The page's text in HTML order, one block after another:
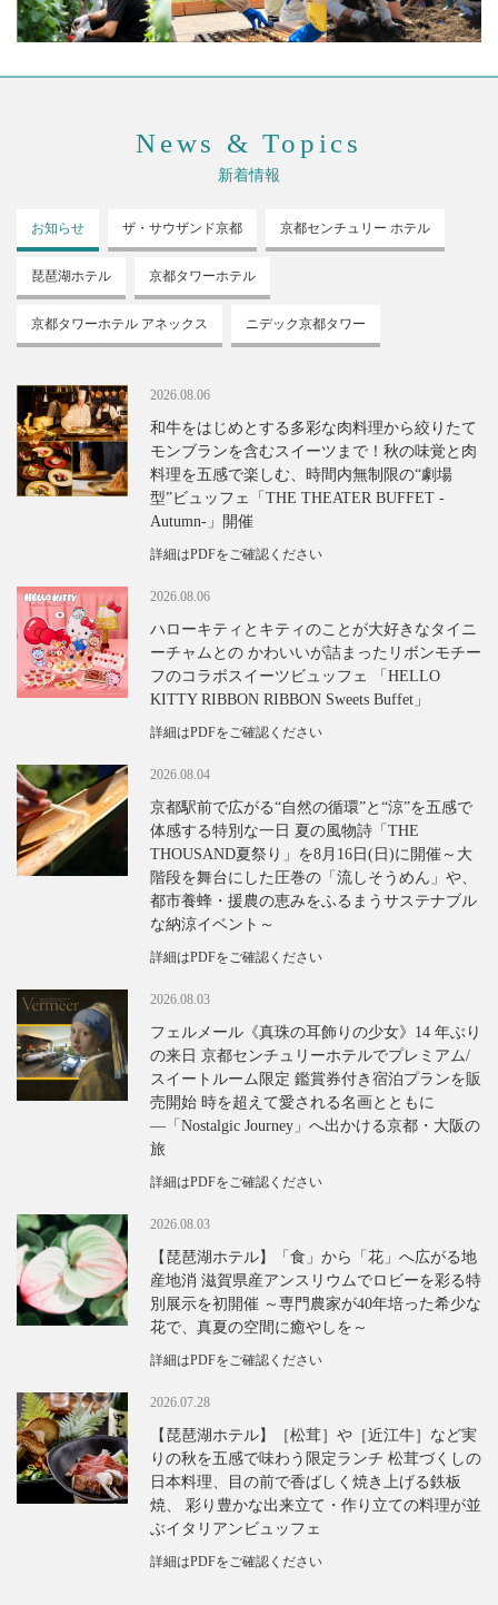
News & Topics
新着情報
お知らせ ザ・サウザンド京都 京都センチュリー ホテル
琵琶湖ホテル 京都タワーホテル
京都タワーホテル アネックス ニデック京都タワー
2026.08.06
和牛をはじめとする多彩な肉料理から絞りたて
モンブランを含むスイーツまで！秋の味覚と肉
料理を五感で楽しむ、時間内無制限の“劇場
型”ビュッフェ「THE THEATER BUFFET -
Autumn-」開催
詳細はPDFをご確認ください
2026.08.06
ハローキティとキティのことが大好きなタイニ
ーチャムとの かわいいが詰まったリボンモチー
フのコラボスイーツビュッフェ 「HELLO
KITTY RIBBON RIBBON Sweets Buffet」
詳細はPDFをご確認ください
2026.08.04
京都駅前で広がる“自然の循環”と“涼”を五感で
体感する特別な一日 夏の風物詩「THE
THOUSAND夏祭り」を8月16日(日)に開催～大
階段を舞台にした圧巻の「流しそうめん」や、
都市養蜂・援農の恵みをふるまうサステナブル
な納涼イベント～
詳細はPDFをご確認ください
2026.08.03
フェルメール《真珠の耳飾りの少女》14 年ぶり
の来日 京都センチュリーホテルでプレミアム/
スイートルーム限定 鑑賞券付き宿泊プランを販
売開始 時を超えて愛される名画とともに
―「Nostalgic Journey」へ出かける京都・大阪の
旅
詳細はPDFをご確認ください
2026.08.03
【琵琶湖ホテル】「食」から「花」へ広がる地
産地消 滋賀県産アンスリウムでロビーを彩る特
別展示を初開催 ～専門農家が40年培った希少な
花で、真夏の空間に癒やしを～
詳細はPDFをご確認ください
2026.07.28
【琵琶湖ホテル】［松茸］や［近江牛］など実
りの秋を五感で味わう限定ランチ 松茸づくしの
日本料理、目の前で香ばしく焼き上げる鉄板
焼、 彩り豊かな出来立て・作り立ての料理が並
ぶイタリアンビュッフェ
詳細はPDFをご確認ください